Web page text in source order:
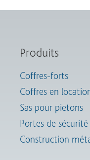
Produits
Coffres-forts
Coffres en
Sas pour pietons
Portes de sécurité
Construction